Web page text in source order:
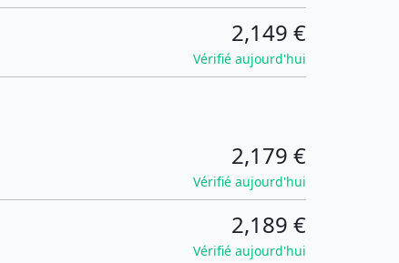
2,149 €
Vérifié aujourd'hui
2,179 €
Vérifié aujourd'hui
2,189 €
Vérifié aujourd'hui